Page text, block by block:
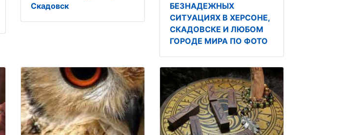
Скадовск
БЕЗНАДЕЖНЫХ
СИТУАЦИЯХ В ХЕРСОНЕ,
СКАДОВСКЕ И ЛЮБОМ
ГОРОДЕ МИРА ПО ФОТО